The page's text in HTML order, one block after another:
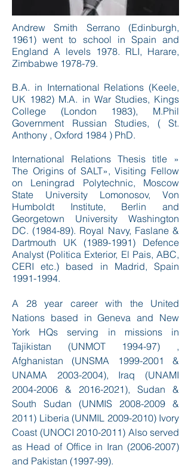
Andrew Smith Serrano (Edinburgh,
1961) went to school in Spain and
England A levels 1978. RLI, Harare,
Zimbabwe 1978-79.
B.A. in International Relations (Keele,
UK 1982) M.A. in War Studies, Kings
College (London 1983), M.Phil
Government Russian Studies, ( St.
Anthony , Oxford 1984 ) PhD.
International Relations Thesis title »
The Origins of SALT», Visiting Fellow
on Leningrad Polytechnic, Moscow
State University Lomonosov, Von
Humboldt Institute, Berlin and
Georgetown University Washington
DC. (1984-89). Royal Navy, Faslane &
Dartmouth UK(1989-1991) Defence
Analyst (Politica Exterior, El Pais, ABC,
CERI etc.) based in Madrid, Spain
1991-1994.
A 28 year career with the United
Nations based in Geneva and New
York HQs serving in missions in
Tajikistan (UNMOT 1994-97) ,
Afghanistan (UNSMA
1999-2001
&
UNAMA 2003-2004), Iraq (UNAMI
2004-2006 & 2016-2021), Sudan &
South Sudan (UNMIS 2008-2009 &
2011) Liberia (UNMIL 2009-2010)Ivory
Coast (UNOCI 2010-2011) Also served
as Head of Office in Iran (2006-2007)
and Pakistan (1997-99).